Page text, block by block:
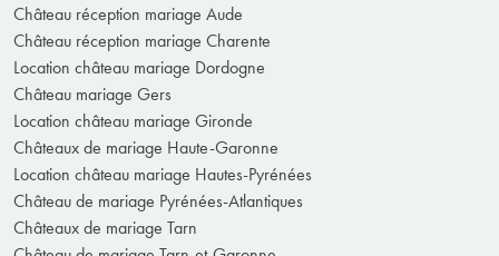
Château réception mariage Aude
Château réception mariage Charente
Location château mariage Dordogne
Château mariage Gers
Location château mariage Gironde
Châteaux de mariage Haute-Garonne
Location château mariage Hautes-Pyrénées
Château de mariage Pyrénées-Atlantiques
Châteaux de mariage Tarn